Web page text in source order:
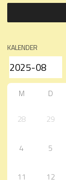
KALENDER
M D
28 29
4 5
11 12